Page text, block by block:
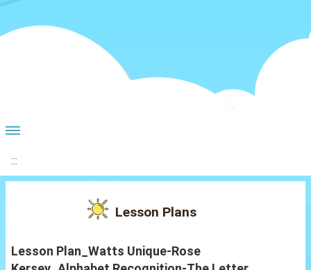
:::
Lesson Plans
Lesson Plan_Watts Unique-Rose